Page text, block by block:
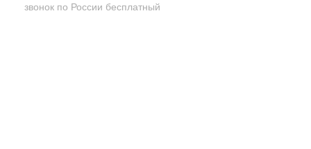
звонок по России бесплатный